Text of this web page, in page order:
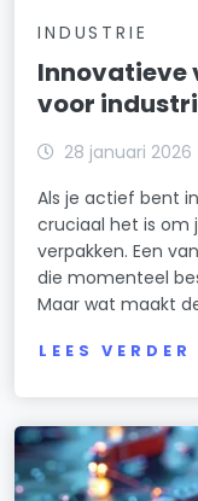
INDUSTRIE
Innovatieve
voor
28 januari 2026
Als je actief bent
cruciaal het is om
verpakken. Een
die momenteel
Maar wat maakt
LEES VERDER